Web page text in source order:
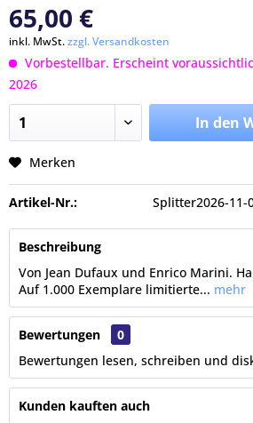
65,00 €
inkl. MwSt.zzgl. Versandkosten
Vorbestellbar. Erscheint
2026
In den
Merken
Artikel-Nr.: Splitter2026-11-
Beschreibung
Von Jean Dufaux und Enrico Marini.
Auf 1.000 Exemplare limitierte... mehr
Bewertungen
0
Bewertungen lesen, schreiben und
Kunden kauften auch